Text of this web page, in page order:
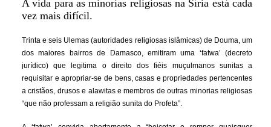
A vida para as minorias religiosas na Síria está cada
vez mais difícil.
Trinta e seis Ulemas (autoridades religiosas islâmicas) de Douma, um
dos maiores bairros de Damasco, emitiram uma ‘fatwa’ (decreto
jurídico) que legitima o direito dos fiéis muçulmanos sunitas a
requisitar e apropriar-se de bens, casas e propriedades pertencentes
a cristãos, drusos e alawitas e membros de outras minorias religiosas
“que não professam a religião sunita do Profeta”.